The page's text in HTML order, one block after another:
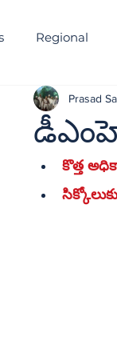
Regional
Prasad
కొత్త